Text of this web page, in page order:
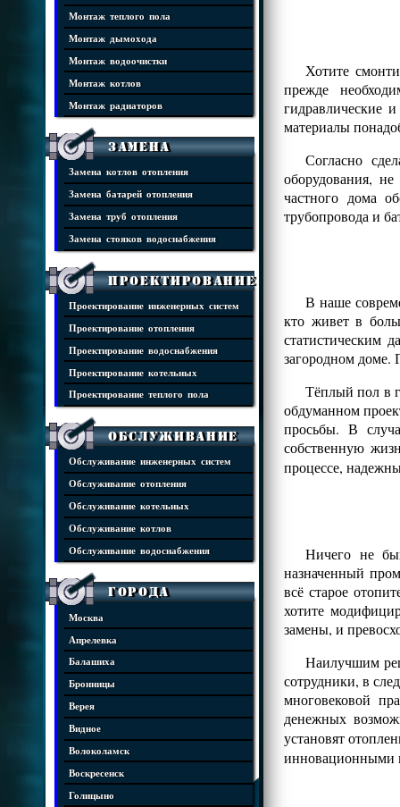
Монтаж теплого пола
Монтаж дымохода
Монтаж водоочистки
Монтаж котлов
Монтаж радиаторов
Замена
Замена котлов отопления
Замена батарей отопления
Замена труб отопления
Замена стояков водоснабжения
Проектирование
Проектирование инженерных систем
Проектирование отопления
Проектирование водоснабжения
Проектирование котельных
Проектирование теплого пола
Обслуживание
Обслуживание инженерных систем
Обслуживание отопления
Обслуживание котельных
Обслуживание котлов
Обслуживание водоснабжения
Города
Москва
Апрелевка
Балашиха
Бронницы
Верея
Видное
Волоколамск
Воскресенск
Голицыно
Хотите
прежде
гидравлические
материалы
Согласно
оборудования,
частного дома
трубопровода и
В наше
кто живет в
статистическим
загородном доме.
Тёплый пол в
обдуманном
просьбы. В
собственную
процессе,
Ничего не
назначенный
всё старое
хотите
замены, и
Наилучшим
сотрудники, в
многовековой
денежных
установят